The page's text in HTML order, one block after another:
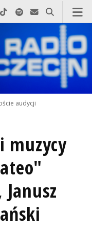
do nas zadzwoń
na Facebook-u
nas na X
Odwiedź nas na Instagram-ie
Odwiedź nas na TikTok-u
Szukaj nas na Spotify
Wyślij do nas
Szukaj
audycji
muzycy